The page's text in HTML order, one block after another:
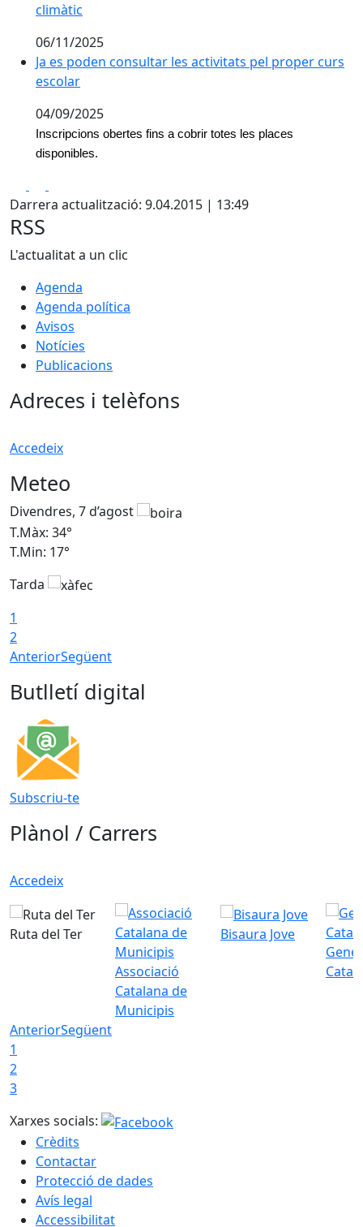
climàtic
06/11/2025
Ja es poden consultar les activitats pel proper curs
escolar
04/09/2025
Inscripcions obertes fins a cobrir totes les places
disponibles.
Darrera actualització: 9.04.2015 | 13:49
RSS
L'actualitat a un clic
Agenda
Agenda política
Avisos
Notícies
Publicacions
Adreces i telèfons
Accedeix
Meteo
Divendres, 7 d’agost
T.Màx: 34°
T.Min: 17°
Tarda
1
2
AnteriorSegüent
Butlletí digital
Subscriu-te
Plànol / Carrers
Accedeix
Ruta del Ter
Associació
Catalana de
Municipis
Bisaura Jove
AnteriorSegüent
1
2
3
Xarxes socials:
Crèdits
Contactar
Protecció de dades
Avís legal
Accessibilitat